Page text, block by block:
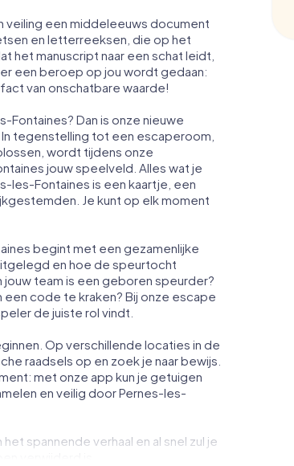
veiling een middeleeuws document
en letterreeksen, die op het
het manuscript naar een schat leidt,
een beroep op jou wordt gedaan:
van onschatbare waarde!
Fontaines? Dan is onze nieuwe
tegenstelling tot een escaperoom,
wordt tijdens onze
jouw speelveld. Alles wat je
les-Fontaines is een kaartje, een
Je kunt op elk moment
begint met een gezamenlijke
en hoe de speurtocht
team is een geboren speurder?
code te kraken? Bij onze escape
de juiste rol vindt.
Op verschillende locaties in de
raadsels op en zoek je naar bewijs.
met onze app kun je getuigen
en veilig door Pernes-les-
spannende verhaal en al snel zul je
verwijderd is.